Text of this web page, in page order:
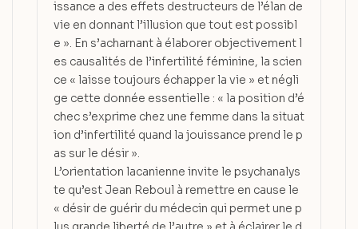
issance a des effets destructeurs de l’élan de
vie en donnant l’illusion que tout est possibl
e ». En s’acharnant à élaborer objectivement l
es causalités de l’infertilité féminine, la scien
ce « laisse toujours échapper la vie » et négli
ge cette donnée essentielle : « la position d’é
chec s’exprime chez une femme dans la situat
ion d’infertilité quand la jouissance prend le p
as sur le désir ».
L’orientation lacanienne invite le psychanalys
te qu’est Jean Reboul à remettre en cause le
« désir de guérir du médecin qui permet une p